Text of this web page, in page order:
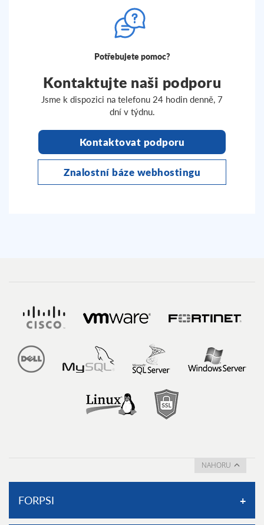
Potřebujete pomoc?
Kontaktujte naši podporu
Jsme k dispozici na telefonu 24 hodin denně, 7
dní v týdnu.
Kontaktovat podporu
Znalostní báze webhostingu
NAHORU
FORPSI